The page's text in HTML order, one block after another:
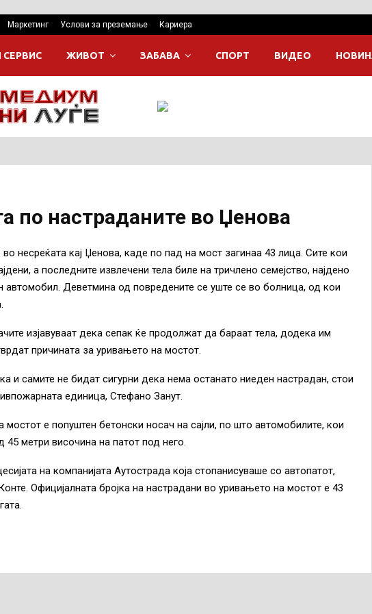
Маркетинг Услови за преземање Кариера
СЕРВИС ЖИВОТ ЗАБАВА СПОРТ ВИДЕО
по настраданите во Џенова
несреќата кај Џенова, каде по пад на мост загинаа 43 лица. Сите кои
а последните извлечени тела биле на тричлено семејство, најдено
автомобил. Деветмина од повредените се уште се во болница, од кои
изјавуваат дека сепак ќе продолжат да бараат тела, додека им
причината за уривањето на мостот.
и самите не бидат сигурни дека нема останато ниеден настрадан, стои
единица, Стефано Занут.
мостот е попуштен бетонски носач на сајли, по што автомобилите, кои
метри височина на патот под него.
на компанијата Аутострада која стопанисуваше со автопатот,
Официјалната бројка на настрадани во уривањето на мостот е 43